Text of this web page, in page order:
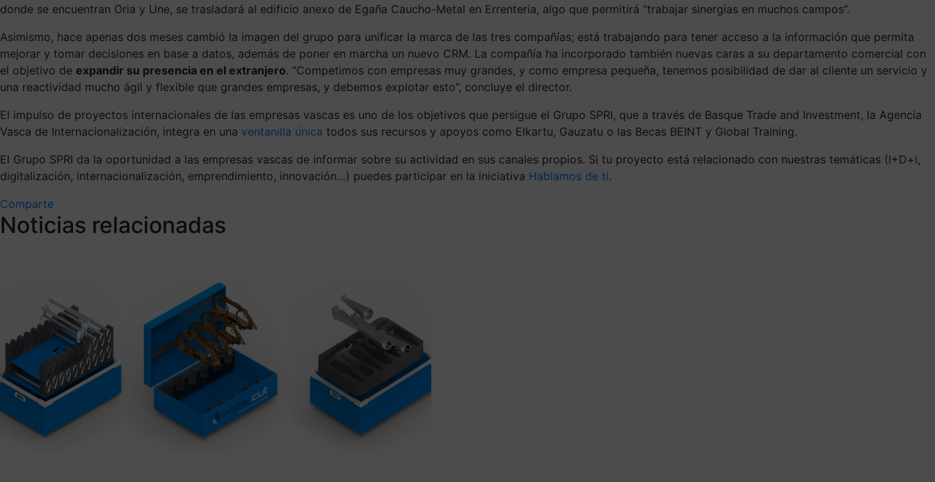
donde se encuentran Oria y Une, se trasladará al edificio anexo de Egaña Caucho-Metal en Errenteria, algo que permitirá “trabajar sinergias en muchos campos”.
Asimismo, hace apenas dos meses cambió la imagen del grupo para unificar la marca de las tres compañías; está trabajando para tener acceso a la información que permita
mejorar y tomar decisiones en base a datos, además de poner en marcha un nuevo CRM. La compañía ha incorporado también nuevas caras a su departamento comercial con
el objetivo de expandir su presencia en el extranjero. “Competimos con empresas muy grandes, y como empresa pequeña, tenemos posibilidad de dar al cliente un servicio y
una reactividad mucho ágil y flexible que grandes empresas, y debemos explotar esto”, concluye el director.
El impulso de proyectos internacionales de las empresas vascas es uno de los objetivos que persigue el Grupo SPRI, que a través de Basque Trade and Investment, la Agencia
Vasca de Internacionalización, integra en una ventanilla única todos sus recursos y apoyos como Elkartu, Gauzatu o las Becas BEINT y Global Training.
El Grupo SPRI da la oportunidad a las empresas vascas de informar sobre su actividad en sus canales propios. Si tu proyecto está relacionado con nuestras temáticas (I+D+i,
digitalización, internacionalización, emprendimiento, innovación…) puedes participar en la iniciativa Hablamos de ti.
Comparte
Noticias relacionadas